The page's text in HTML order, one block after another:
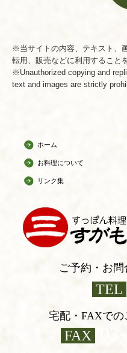
※当サイトの内容、テキスト、
転用、販売などに利用すること
※Unauthorized copying and
text and images are strictly
ホーム
お料理について
リンク集
ご予約・お
TEL
宅配・FAXで
FAX